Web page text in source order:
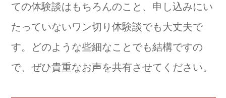
ての体験談はもちろんのこと、申し込みにい
たっていないワン切り体験談でも大丈夫で
す。どのような些細なことでも結構ですの
で、ぜひ貴重なお声を共有させてください。